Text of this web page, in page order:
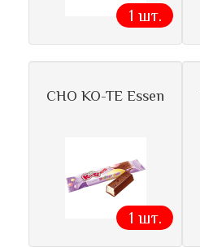
1 шт.
CHO KO-TE Essen
1 шт.